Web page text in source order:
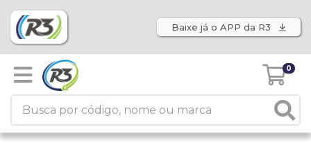
Baixe já o APP da R3
0